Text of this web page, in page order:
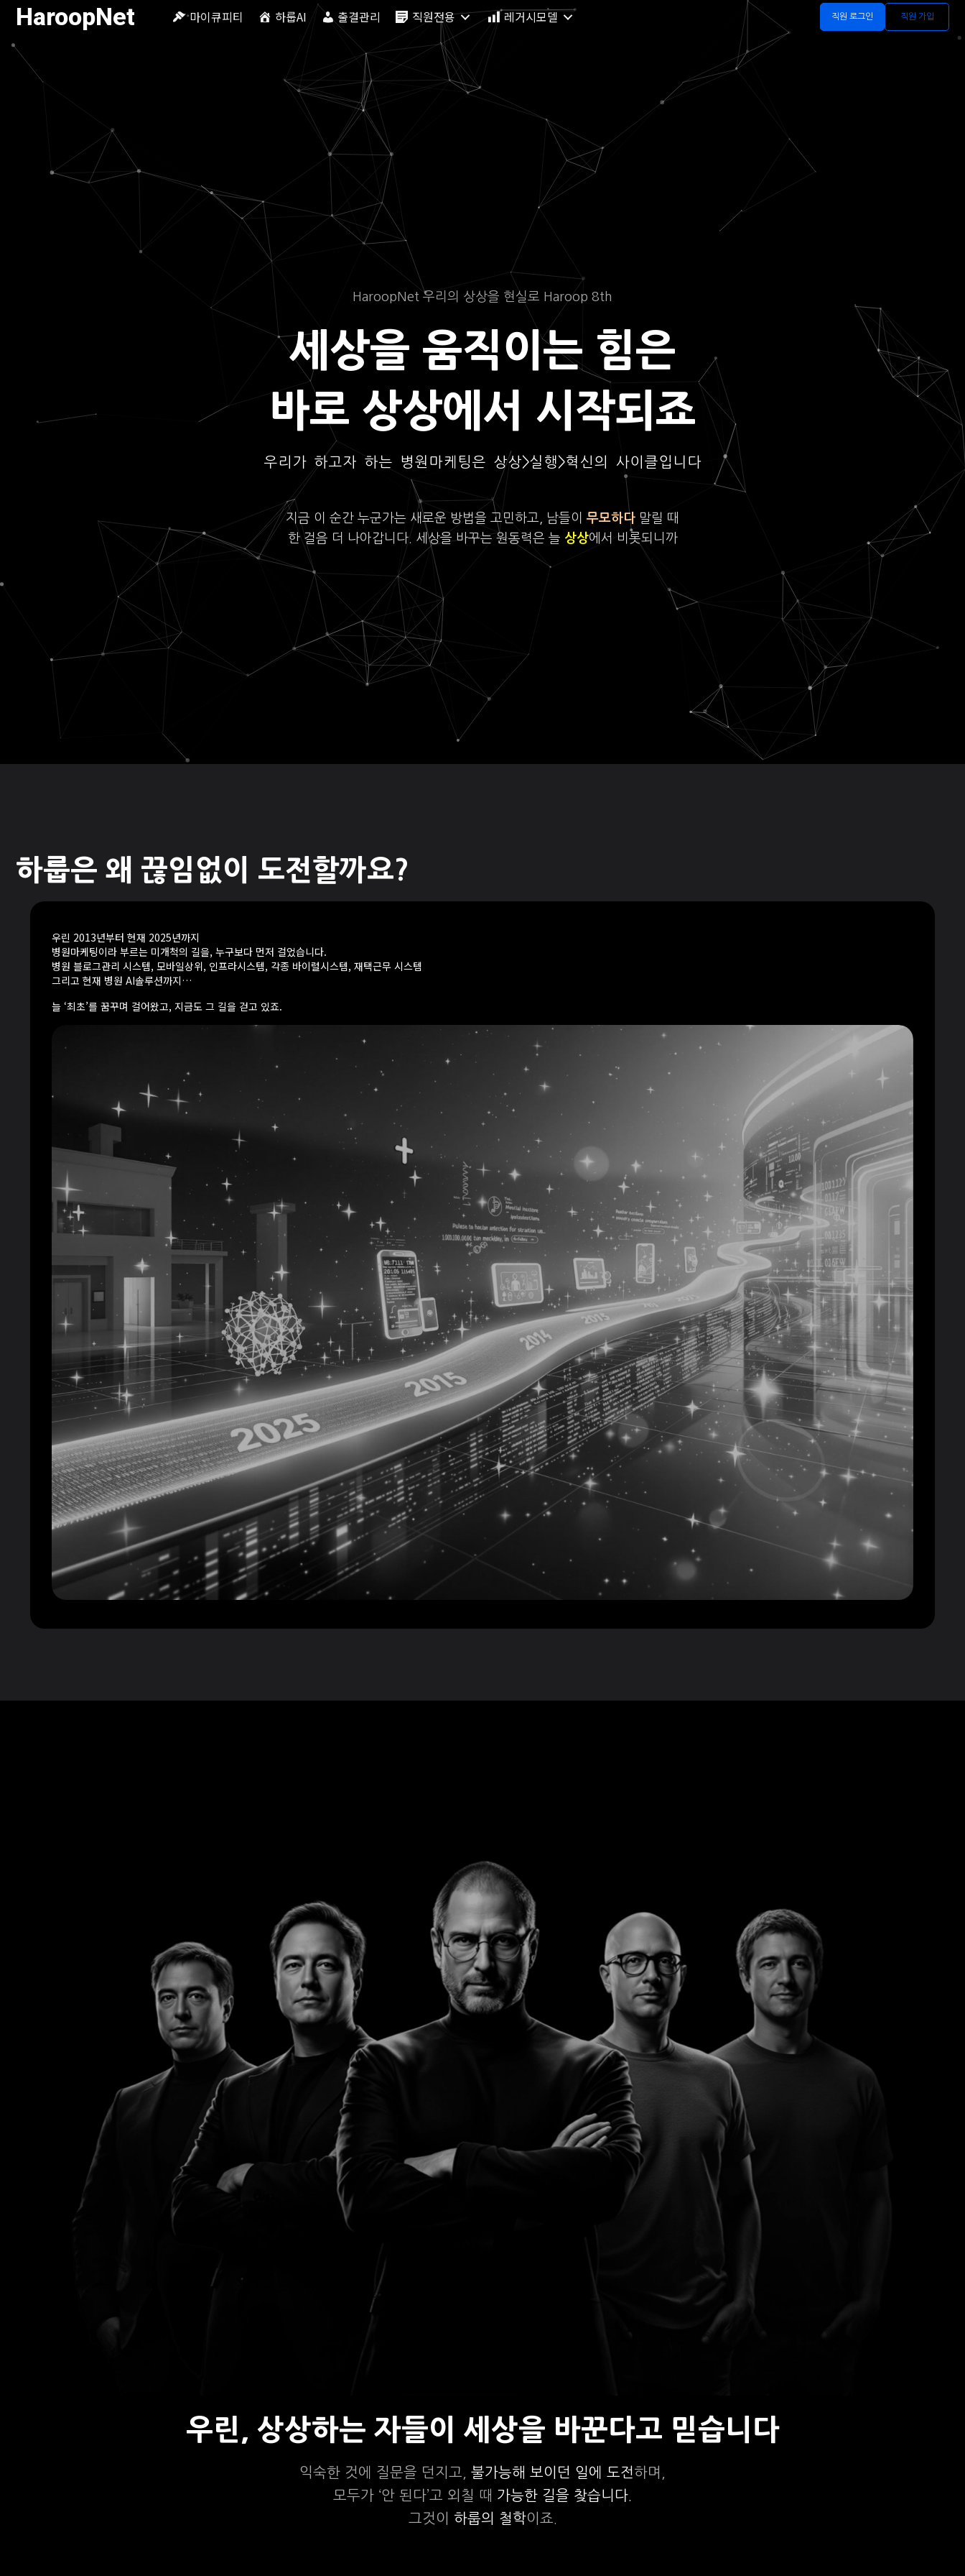
HaroopNet 마이큐피티 하룹AI 출결관리 직원전용 레거시모델 직원 로그인 직원 가입
HaroopNet 우리의 상상을 현실로 Haroop 8th
세상을 움직이는 힘은
바로 상상에서 시작되죠
우리가 하고자 하는 병원마케팅은 상상>실행>혁신의 사이클입니다
지금 이 순간 누군가는 새로운 방법을 고민하고, 남들이 무모하다 말릴 때
한 걸음 더 나아갑니다. 세상을 바꾸는 원동력은 늘 상상에서 비롯되니까
하룹은 왜 끊임없이 도전할까요?
우린 2013년부터 현재 2025년까지
병원마케팅이라 부르는 미개척의 길을, 누구보다 먼저 걸었습니다.
병원 블로그관리 시스템, 모바일상위, 인프라시스템, 각종 바이럴시스템, 재택근무 시스템
그리고 현재 병원 AI솔루션까지…
늘 ‘최초’를 꿈꾸며 걸어왔고, 지금도 그 길을 걷고 있죠.
우린, 상상하는 자들이 세상을 바꾼다고 믿습니다
익숙한 것에 질문을 던지고, 불가능해 보이던 일에 도전하며,
모두가 ‘안 된다’고 외칠 때 가능한 길을 찾습니다.
그것이 하룹의 철학이죠.